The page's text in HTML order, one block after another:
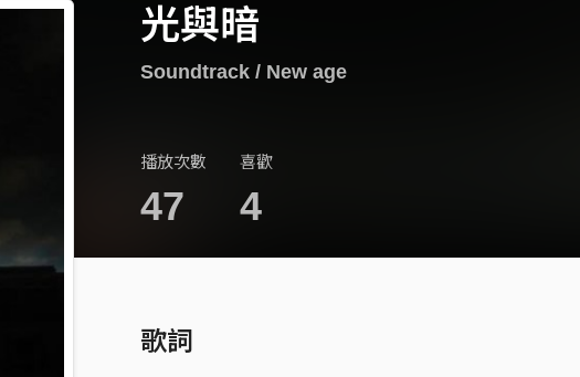
光與暗
Soundtrack / New age
播放次數
47
喜歡
4
歌詞